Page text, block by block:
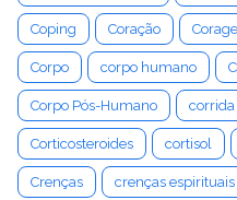
Coping Coração
Corpo corpo humano
Corpo Pós-Humano
Corticosteroides cortisol
Crenças crenças espirituais